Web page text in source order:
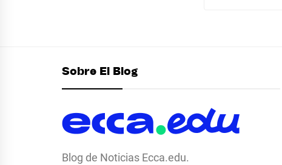
Sobre El Blog
Blog de Noticias Ecca.edu.